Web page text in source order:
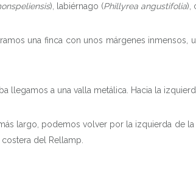
), labiérnago (Phillyrea angustifolia),
una finca con unos márgenes
llegamos a una valla metálica. Hacia la
largo, podemos volver por la izquierda de
del Rellamp.